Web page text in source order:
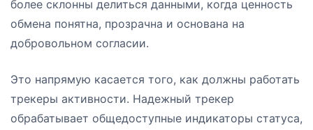
более склонны делиться данными, когда ценность
обмена понятна, прозрачна и основана на
добровольном согласии.
Это напрямую касается того, как должны работать
трекеры активности. Надежный трекер
обрабатывает общедоступные индикаторы статуса,